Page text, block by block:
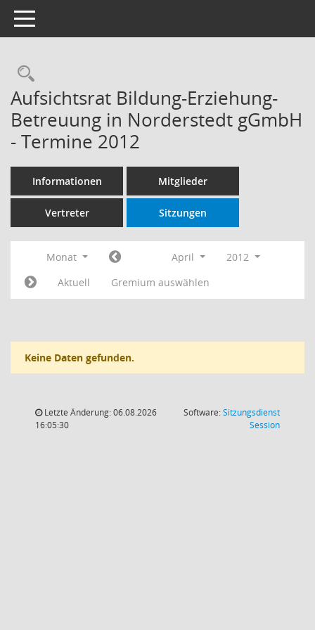
Toggle navigation
Rechercheauswahl
Aufsichtsrat Bildung-Erziehung-
Betreuung in Norderstedt gGmbH
- Termine 2012
Informationen Mitglieder
Vertreter Sitzungen
Monat April
2012
Aktuell
Gremium auswählen
Keine Daten gefunden.
Letzte Änderung: 06.08.2026
16:05:30
Software:Sitzungsdienst
Session(Wird in